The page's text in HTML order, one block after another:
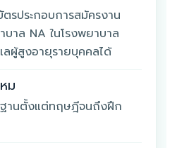
รประกอบการสมัครงาน
าล NA ในโรงพยาบาล
ลผู้สูงอายุรายบุคคลได้
ม
ฐานตั้งแต่ทฤษฎีจนถึงฝึก